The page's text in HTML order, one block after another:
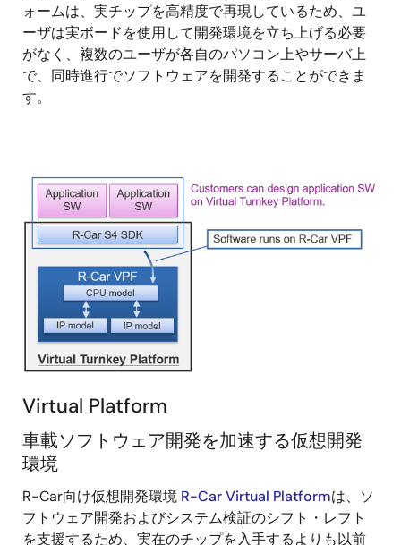
ォームは、実チップを高精度で再現しているため、ユ
ーザは実ボードを使用して開発環境を立ち上げる必要
がなく、複数のユーザが各自のパソコン上やサーバ上
で、同時進行でソフトウェアを開発することができま
す。
画
Virtual Platform
車載ソフトウェア開発を加速する仮想開発
環境
R-Car向け仮想開発環境 R-Car Virtual Platformは、ソ
フトウェア開発およびシステム検証のシフト・レフト
を支援するため、実在のチップを入手するよりも以前